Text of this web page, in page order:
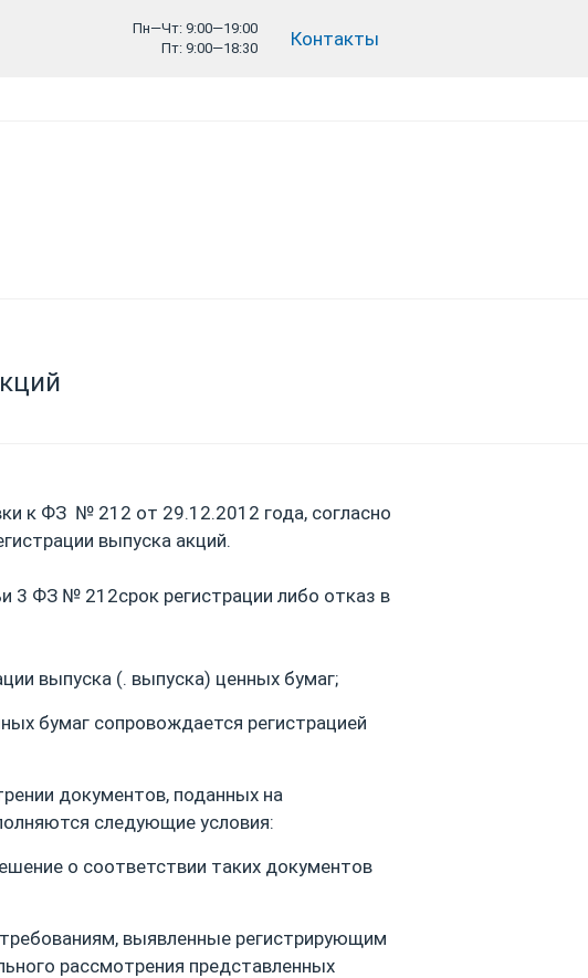
Пн—Чт: 9:00—19:00
Пт: 9:00—18:30
Контакты
к ФЗ № 212 от 29.12.2012 года, согласно
выпуска акций.
3 ФЗ № 212срок регистрации либо отказ в
выпуска (. выпуска) ценных бумаг;
бумаг сопровождается регистрацией
документов, поданных на
следующие условия:
о соответствии таких документов
выявленные регистрирующим
рассмотрения представленных